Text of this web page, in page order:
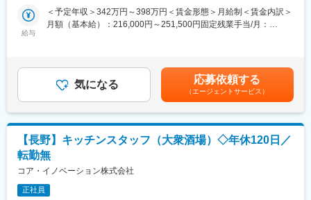
社内コンテストもあり、頑張りをきちんと評価します！
取扱う商品・サービスの中から、お客様の暮らしをより豊かにす
る最適な提案をします。
ホール・キッチン業務全般から業務を覚えていただき、ゆくゆく
はマネジメント業務にも携わっていただきます。
店舗運営にご興味がある方のご応募をお待ちしております。
◇ホール業務
・開店準備
・メニューの受注／提供
・仕入れ、仕込み
・調理
・食器等洗浄
・スタッフマネジメント
給与
＜予定年収＞342万円～398万円＜賃金形態＞月給制＜賃金内訳＞
月額（基本給）：216,000円～251,500円固定残業手当/月：
改定：年2回■賞与：年1回（業績による）※決算賞与：あり（2019
年以降 毎年実績あり）支給実績0.5ヶ月～2.8ヶ月分※別途、深夜
労働手当13,000円～16,000円（1日2時間想定）あり。賃金はあく
までも目安の金額であり、選考を通じて上下する可能性がありま
す。月給(月額)は固定手当を含めた表記です。
気になる 応募依頼する
（エージェントサービス）
【長野】キッチンスタッフ（大衆酒場）◇年休120日／
転勤無
コア・イノベーション株式会社
正社員